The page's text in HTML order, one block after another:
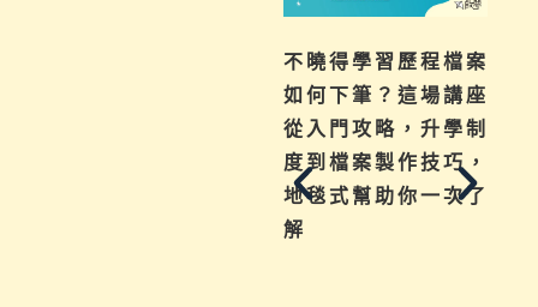
不曉得學習歷程檔案
如何下筆？這場講座
從入門攻略，升學制
度到檔案製作技巧，
地毯式幫助你一次了
解